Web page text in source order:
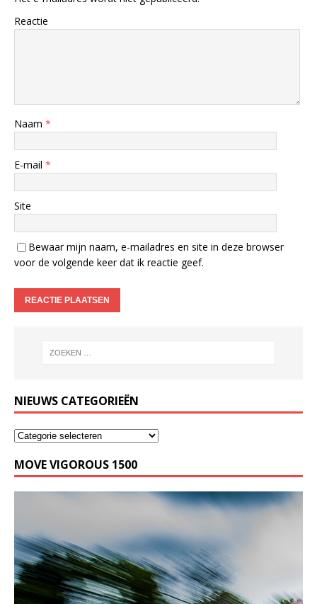
Reactie
Naam *
E-mail *
Site
Bewaar mijn naam, e-mailadres en site in deze browser
voor de volgende keer dat ik reactie geef.
NIEUWS CATEGORIEËN
MOVE VIGOROUS 1500